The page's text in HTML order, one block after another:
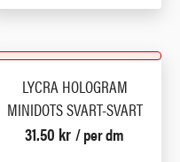
LYCRA HOLOGRAM
MINIDOTS SVART-SVART
31.50 kr / per dm